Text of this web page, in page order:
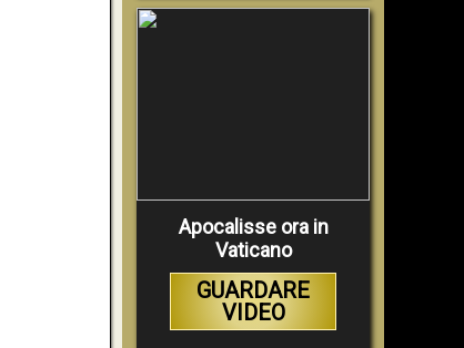
Apocalisse ora in
Vaticano
GUARDARE
VIDEO